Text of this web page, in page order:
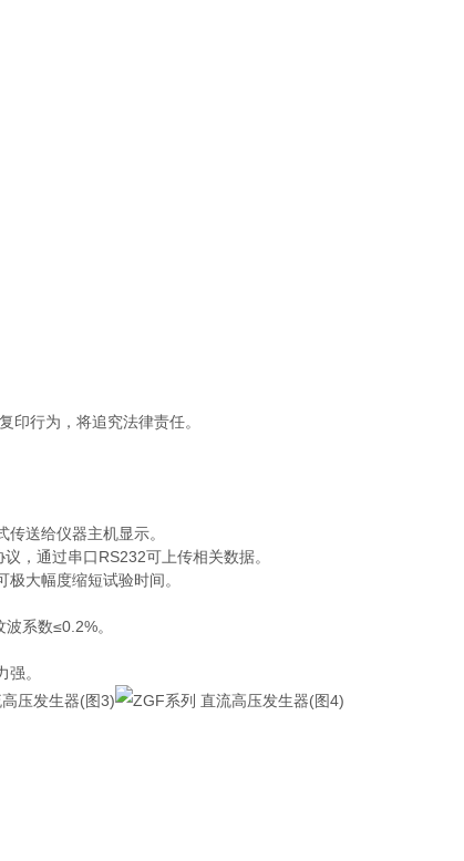
印行为，将追究法律责任。
送给仪器主机显示。
，通过串口RS232可上传相关数据。
大幅度缩短试验时间。
系数≤0.2%。
。